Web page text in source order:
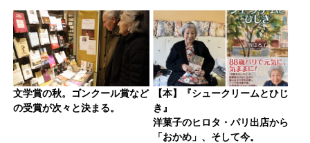
文学賞の秋。ゴンクール賞など
の受賞が次々と決まる。
【本】『シュークリームとひじ
き』
洋菓子のヒロタ・パリ出店から
「おかめ」、そして今。